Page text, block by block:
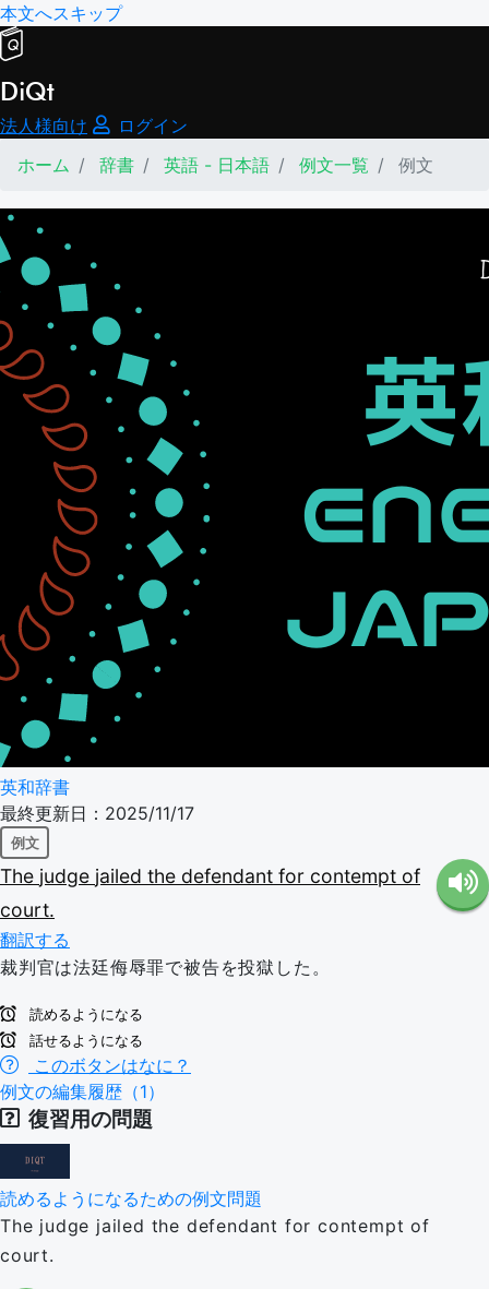
本文へスキップ
DiQt
法人様向け
ログイン
ホーム
辞書 英語 - 日本語 例文一覧 例文
英和辞書
最終更新日：2025/11/17
例文
The judge jailed the defendant for contempt of
court.
翻訳する
裁判官は法廷侮辱罪で被告を投獄した。
読めるようになる
話せるようになる
このボタンはなに？
例文の編集履歴（1）
復習用の問題
読めるようになるための例文問題
The judge jailed the defendant for contempt of
court.